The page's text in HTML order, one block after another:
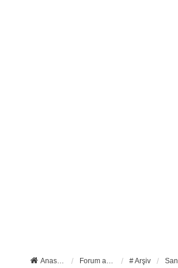
Anasayfa Forum ana sayfa # Arşiv